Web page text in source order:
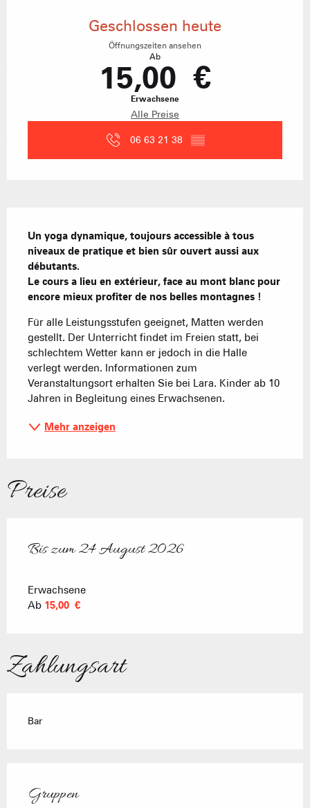
Geschlossen heute
Öffnungszeiten ansehen
Ab
15,00 €
Erwachsene
Alle Preise
06 63 21 38 ▒▒
Un yoga dynamique, toujours accessible à tous
niveaux de pratique et bien sûr ouvert aussi aux
débutants.
Le cours a lieu en extérieur, face au mont blanc pour
encore mieux profiter de nos belles montagnes !
Für alle Leistungsstufen geeignet, Matten werden
gestellt. Der Unterricht findet im Freien statt, bei
schlechtem Wetter kann er jedoch in die Halle
verlegt werden. Informationen zum
Veranstaltungsort erhalten Sie bei Lara. Kinder ab 10
Jahren in Begleitung eines Erwachsenen.
Mehr anzeigen
Preise
ab6 Juli 2026bis zum24 August 2026
Bis zum24 August 2026
Erwachsene
Ab 15,00 €
Zahlungsart
Bar
Gruppen
Gruppen